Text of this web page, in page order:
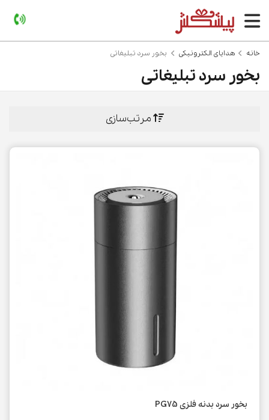
خانه هدایای الکترونیکی بخور سرد تبلیغاتی
بخور سرد تبلیغاتی
مرتب‌سازی
بخور سرد بدنه فلزی PG75